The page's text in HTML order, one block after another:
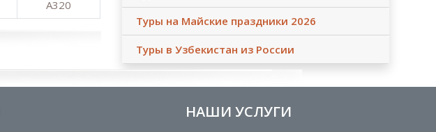
A320
Туры на Майские праздники 2026
Туры в Узбекистан из России
НАШИ УСЛУГИ